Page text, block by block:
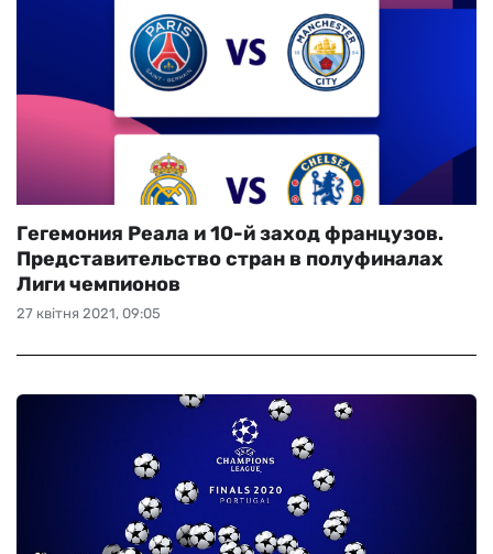
27 квітня 2021, 09:05
Гегемония Реала и 10-й заход французов.
Представительство стран в полуфиналах
Лиги чемпионов